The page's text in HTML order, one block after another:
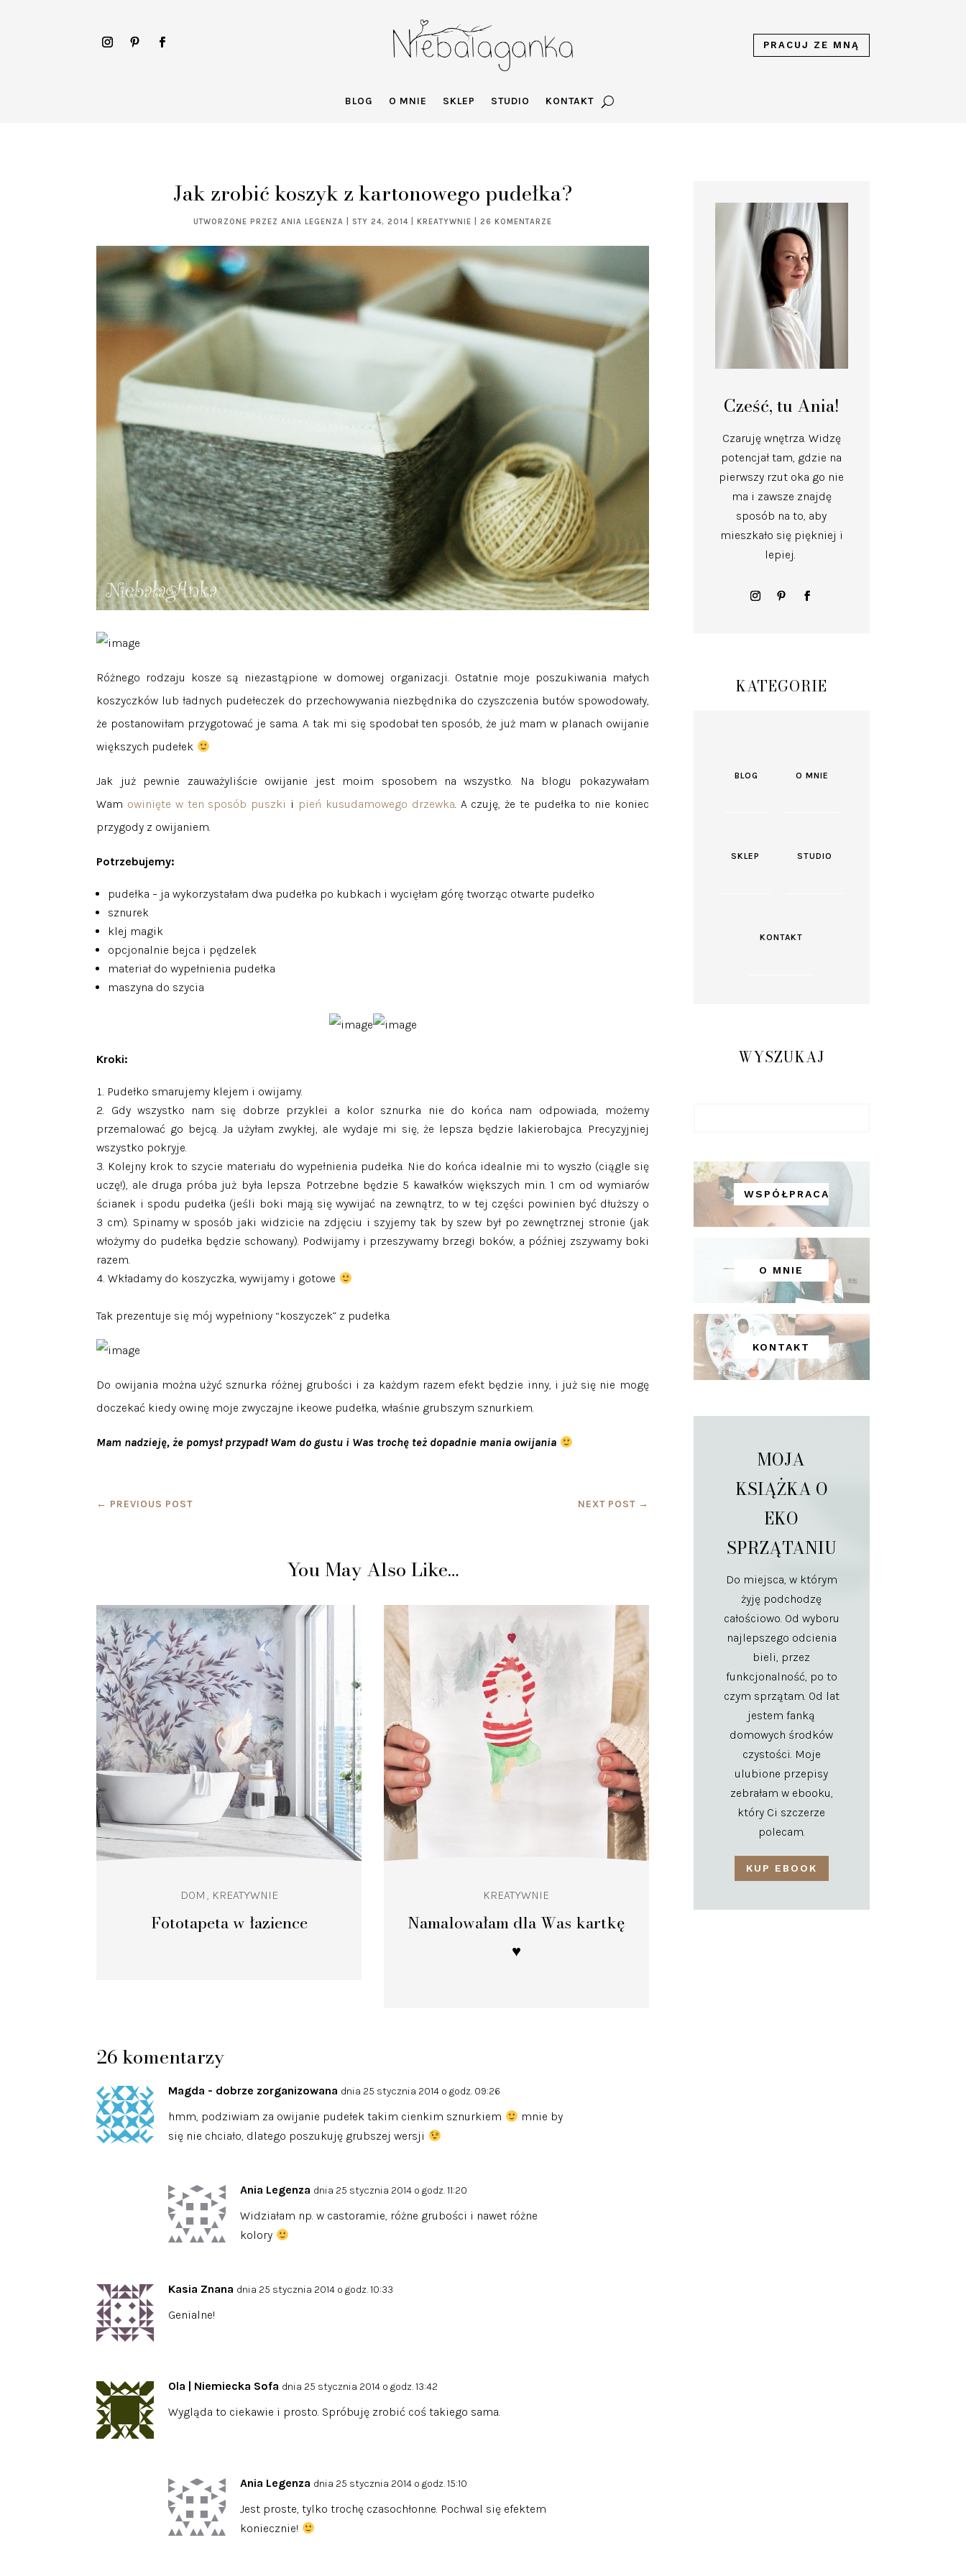
PRACUJ ZE MNĄ
BLOG O MNIE SKLEP STUDIO KONTAKT
Jak zrobić koszyk z kartonowego pudełka?
UTWORZONE PRZEZANIA LEGENZA STY 24, 2014 |KREATYWNIE |26 KOMENTARZE
Różnego rodzaju kosze są niezastąpione w domowej organizacji. Ostatnie moje poszukiwania małych
koszyczków lub ładnych pudełeczek do przechowywania niezbędnika do czyszczenia butów spowodowały,
że postanowiłam przygotować je sama. A tak mi się spodobał ten sposób, że już mam w planach owijanie
większych pudełek
Jak już pewnie zauważyliście owijanie jest moim sposobem na wszystko. Na blogu pokazywałam
Wam owinięte w ten sposób puszki i pień kusudamowego drzewka. A czuję, że te pudełka to nie koniec
przygody z owijaniem.
Potrzebujemy:
pudełka – ja wykorzystałam dwa pudełka po kubkach i wycięłam górę tworząc otwarte pudełko
sznurek
klej magik
opcjonalnie bejca i pędzelek
materiał do wypełnienia pudełka
maszyna do szycia
Kroki:
Pudełko smarujemy klejem i owijamy.
Gdy wszystko nam się dobrze przyklei a kolor sznurka nie do końca nam odpowiada, możemy
przemalować go bejcą. Ja użyłam zwykłej, ale wydaje mi się, że lepsza będzie lakierobajca. Precyzyjniej
wszystko pokryje.
Kolejny krok to szycie materiału do wypełnienia pudełka. Nie do końca idealnie mi to wyszło (ciągle się
uczę!), ale druga próba już była lepsza. Potrzebne będzie 5 kawałków większych min. 1 cm od wymiarów
ścianek i spodu pudełka (jeśli boki mają się wywijać na zewnątrz, to w tej części powinien być dłuższy o
3 cm). Spinamy w sposób jaki widzicie na zdjęciu i szyjemy tak by szew był po zewnętrznej stronie (jak
włożymy do pudełka będzie schowany). Podwijamy i przeszywamy brzegi boków, a później zszywamy boki
razem.
Wkładamy do koszyczka, wywijamy i gotowe
Tak prezentuje się mój wypełniony “koszyczek” z pudełka.
Do owijania można użyć sznurka różnej grubości i za każdym razem efekt będzie inny, i już się nie mogę
doczekać kiedy owinę moje zwyczajne ikeowe pudełka, właśnie grubszym sznurkiem.
Mam nadzieję, że pomysł przypadł Wam do gustu i Was trochę też dopadnie mania owijania
← PREVIOUS POST NEXT POST→
You May Also Like…
Fototapeta w łazience
DOM KREATYWNIE
Namalowałam dla Was kartkę
♥️
KREATYWNIE
26 komentarzy
Magda - dobrze zorganizowana dnia 25 stycznia 2014 o godz. 09:26
hmm, podziwiam za owijanie pudełek takim cienkim sznurkiem
mnie by
się nie chciało, dlatego poszukuję grubszej wersji
Ania Legenza dnia 25 stycznia 2014 o godz. 11:20
Widziałam np. w castoramie, różne grubości i nawet różne
kolory
Kasia Znana dnia 25 stycznia 2014 o godz. 10:33
Genialne!
Ola | Niemiecka Sofa dnia 25 stycznia 2014 o godz. 13:42
Wygląda to ciekawie i prosto. Spróbuję zrobić coś takiego sama.
Ania Legenza dnia 25 stycznia 2014 o godz. 15:10
Jest proste, tylko trochę czasochłonne. Pochwal się efektem
koniecznie!
Cześć, tu Ania!
Czaruję wnętrza. Widzę
potencjał tam, gdzie na
pierwszy rzut oka go nie
ma i zawsze znajdę
sposób na to, aby
mieszkało się piękniej i
lepiej.
KATEGORIE
BLOG O MNIE
SKLEP STUDIO
KONTAKT
WYSZUKAJ
WSPÓŁPRACA
O MNIE
KONTAKT
MOJA
KSIĄŻKA O
EKO
SPRZĄTANIU
Do miejsca, w którym
żyję podchodzę
całościowo. Od wyboru
najlepszego odcienia
bieli, przez
funkcjonalność, po to
czym sprzątam. Od lat
jestem fanką
domowych środków
czystości. Moje
ulubione przepisy
zebrałam w ebooku,
który Ci szczerze
polecam.
KUP EBOOK